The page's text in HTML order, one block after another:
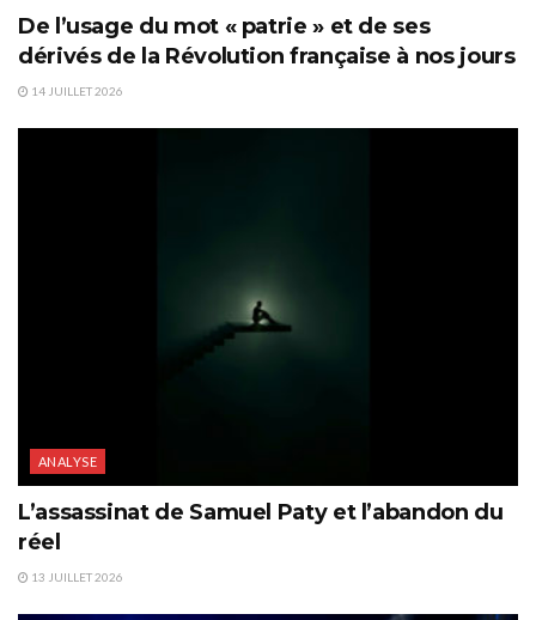
De l’usage du mot « patrie » et de ses
dérivés de la Révolution française à nos jours
14 JUILLET 2026
ANALYSE
L’assassinat de Samuel Paty et l’abandon du
réel
13 JUILLET 2026